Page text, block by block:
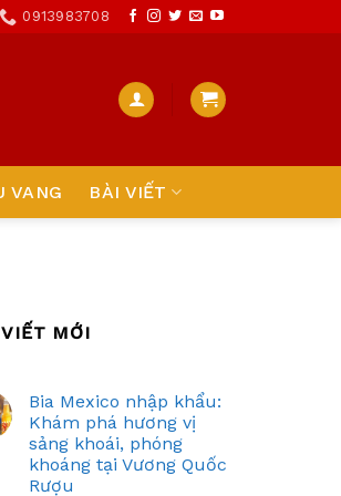
0913983708
VANG BÀI VIẾT
MỚI
Bia Mexico nhập khẩu:
Khám phá hương vị
sảng khoái, phóng
khoáng tại Vương Quốc
Rượu